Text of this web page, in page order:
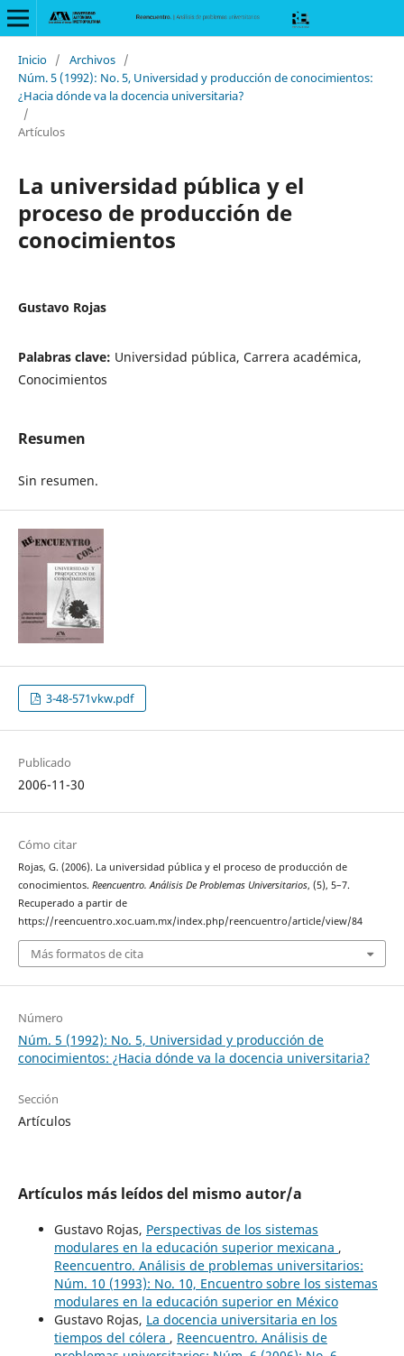
Inicio / Archivos /
Núm. 5 (1992): No. 5, Universidad y producción de conocimientos:
¿Hacia dónde va la docencia universitaria?
/
Artículos
La universidad pública y el
proceso de producción de
conocimientos
Gustavo Rojas
Palabras clave: Universidad pública, Carrera académica,
Conocimientos
Resumen
Sin resumen.
3-48-571vkw.pdf
Publicado
2006-11-30
Cómo citar
Rojas, G. (2006). La universidad pública y el proceso de producción de
conocimientos. Reencuentro. Análisis De Problemas Universitarios, (5), 5–7.
Recuperado a partir de
https://reencuentro.xoc.uam.mx/index.php/reencuentro/article/view/84
Más formatos de cita
Número
Núm. 5 (1992): No. 5, Universidad y producción de
conocimientos: ¿Hacia dónde va la docencia universitaria?
Sección
Artículos
Artículos más leídos del mismo autor/a
Gustavo Rojas, Perspectivas de los sistemas
modulares en la educación superior mexicana ,
Reencuentro. Análisis de problemas universitarios:
Núm. 10 (1993): No. 10, Encuentro sobre los sistemas
modulares en la educación superior en México
Gustavo Rojas, La docencia universitaria en los
tiempos del cólera , Reencuentro. Análisis de